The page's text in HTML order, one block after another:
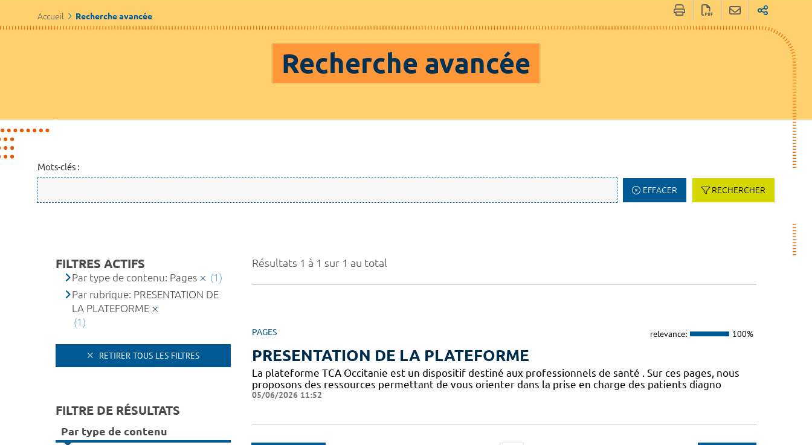
Accueil Recherche avancée
Recherche avancée
Mots-clés :
EFFACER RECHERCHER
Résultats 1 à 1 sur 1 au total
PAGES relevance: 100%
PRESENTATION DE LA PLATEFORME
La plateforme TCA Occitanie est un dispositif destiné aux professionnels de santé . Sur ces pages, nous
proposons des ressources permettant de vous orienter dans la prise en charge des patients diagno
05/06/2026 11:52
FILTRES ACTIFS
Par type de contenu: Pages
(1)
Par rubrique: PRESENTATION DE
LA PLATEFORME
(1)
RETIRER TOUS LES FILTRES
FILTRE DE RÉSULTATS
Par type de contenu